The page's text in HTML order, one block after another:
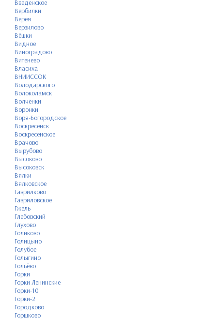
Введенское
Вербилки
Верея
Верзилово
Вёшки
Видное
Виноградово
Витенево
Власиха
ВНИИССОК
Володарского
Волоколамск
Волчёнки
Воронки
Воря-Богородское
Воскресенск
Воскресенское
Врачово
Вырубово
Высоково
Высоковск
Вялки
Вялковское
Гаврилково
Гавриловское
Гжель
Глебовский
Глухово
Голиково
Голицыно
Голубое
Голыгино
Гольёво
Горки
Горки Ленинские
Горки-10
Горки-2
Городково
Горшково